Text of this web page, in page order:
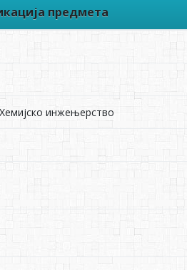
предмета
инжењерство